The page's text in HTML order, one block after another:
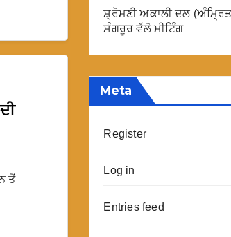
ਤੋਂ
ਸ਼੍ਰੋਮਣੀ ਅਕਾਲੀ ਦਲ
ਸੰਗਰੂਰ ਵੱਲੋ ਮੀਟਿੰਗ
Meta
Register
Log in
Entries feed